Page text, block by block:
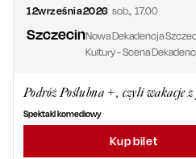
12września2026 sob., 17.00
SzczecinNowa Dekadencja
Kultury - Scena
Podróż Poślubna +, czyli wakacje
Spektakl komediowy
Kup bilet